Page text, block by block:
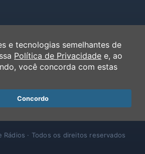
· Todos os direitos reservados
e tecnologias semelhantes de
Política de Privacidade e, ao
você concorda com estas
Concordo